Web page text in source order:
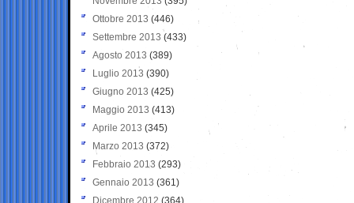
Ottobre 2013 (446)
Settembre 2013 (433)
Agosto 2013 (389)
Luglio 2013 (390)
Giugno 2013 (425)
Maggio 2013 (413)
Aprile 2013 (345)
Marzo 2013 (372)
Febbraio 2013 (293)
Gennaio 2013 (361)
Dicembre 2012 (364)